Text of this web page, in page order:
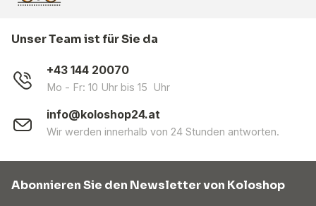
Unser Team ist für Sie da
+43 144 20070
Mo - Fr: 10 Uhr bis 15 Uhr
info@koloshop24.at
Wir werden innerhalb von 24 Stunden antworten.
Abonnieren Sie den Newsletter von Koloshop